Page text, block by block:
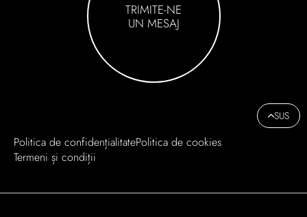
TRIMITE-NE
UN MESAJ
SUS
Politica de confidențialitatePolitica de cookies
Termeni și condiții